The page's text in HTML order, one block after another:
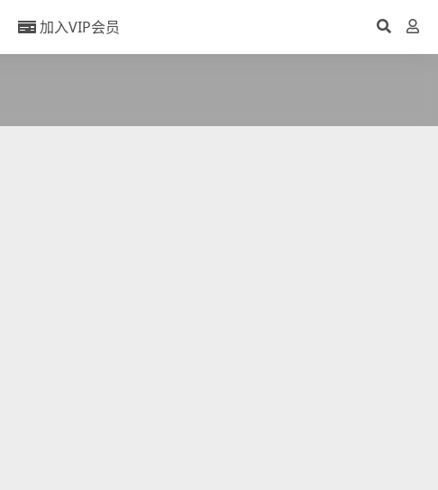
加入VIP会员